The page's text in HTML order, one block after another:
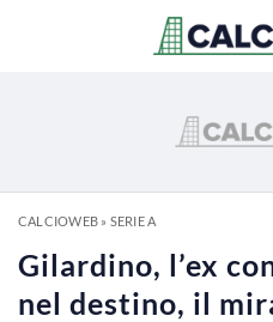
CALCIOWEB» SERIE A
Gilardino, l’ex
nel destino, il